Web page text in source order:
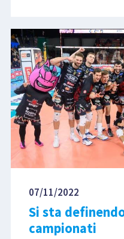
07/11/2022
Si sta
campionati